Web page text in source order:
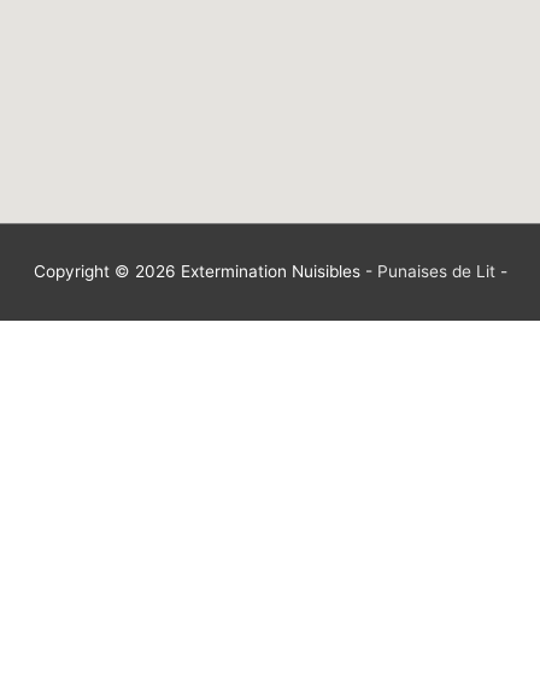
Copyright © 2026 Extermination Nuisibles- Punaises de Lit-